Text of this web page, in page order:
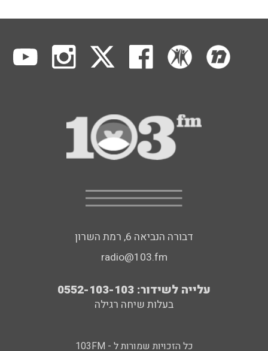
דבורה הנביאה 6, רמת השרון
radio@103.fm
עלייה לשידור: 0552-103-103
בעלות שיחה רגילה
כל הזכויות שמורות ל - 103FM